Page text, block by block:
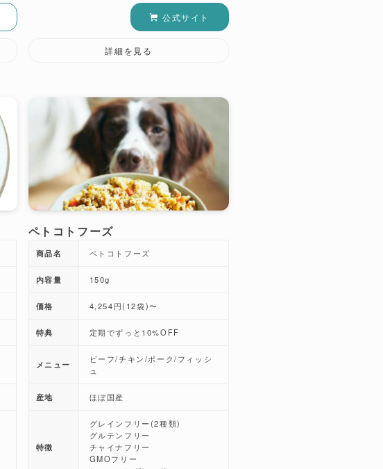
公式サイト
詳細を見る
ペトコトフーズ
商品名 ペトコトフーズ
内容量 150g
価格 4,254円(12袋)〜
特典 定期でずっと10%OFF
メニュー
ビーフ/チキン/ポーク/フィッシ
ュ
産地 ほぼ国産
特徴
グレインフリー(2種類)
グルテンフリー
チャイナフリー
GMOフリー